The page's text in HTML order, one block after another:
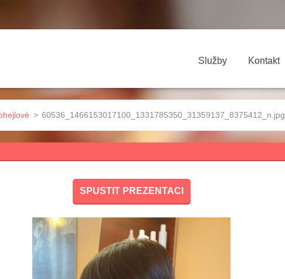
Služby Kontakt
> 60536_1466153017100_1331785350_31359137_8375412_n.jpg
SPUSTIT PREZENTACI